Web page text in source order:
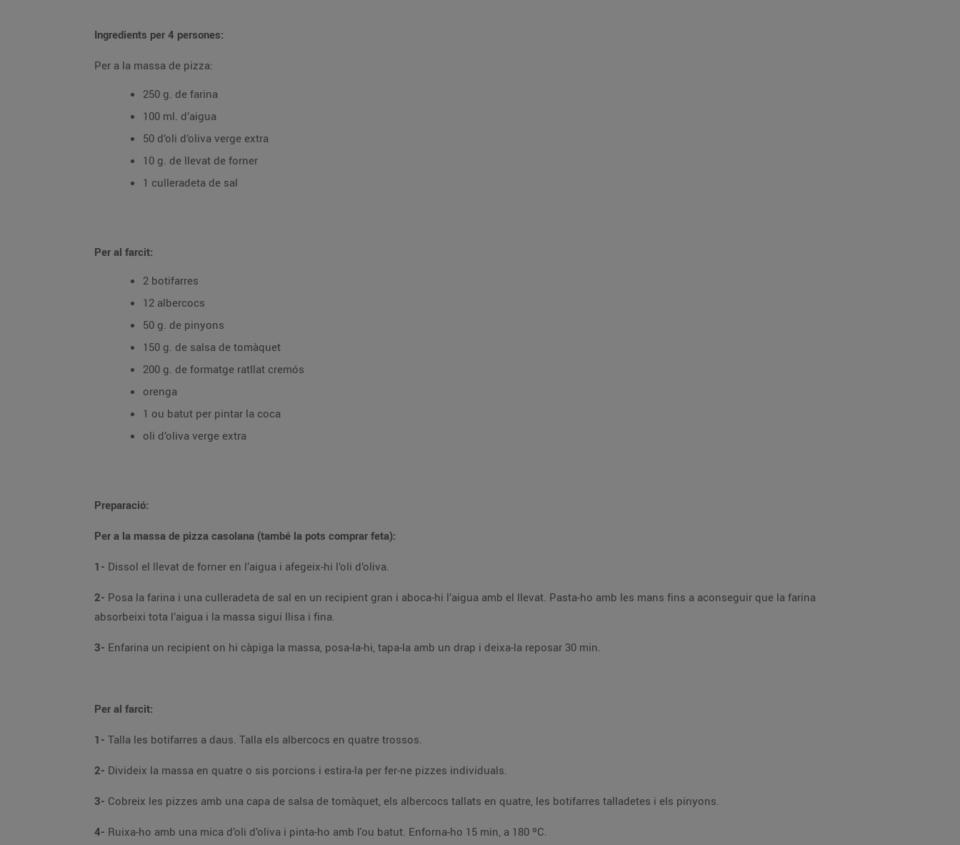
Ingredients per 4 persones:
Per a la massa de pizza:
250 g. de farina
100 ml. d’aigua
50 d’oli d’oliva verge extra
10 g. de llevat de forner
1 culleradeta de sal
Per al farcit:
2 botifarres
12 albercocs
50 g. de pinyons
150 g. de salsa de tomàquet
200 g. de formatge ratllat cremós
orenga
1 ou batut per pintar la coca
oli d’oliva verge extra
Preparació:
Per a la massa de pizza casolana (també la pots comprar feta):
1- Dissol el llevat de forner en l’aigua i afegeix-hi l’oli d’oliva.
2- Posa la farina i una culleradeta de sal en un recipient gran i aboca-hi l’aigua amb el llevat. Pasta-ho amb les mans fins a aconseguir que la farina
absorbeixi tota l’aigua i la massa sigui llisa i fina.
3- Enfarina un recipient on hi càpiga la massa, posa-la-hi, tapa-la amb un drap i deixa-la reposar 30 min.
Per al farcit:
1- Talla les botifarres a daus. Talla els albercocs en quatre trossos.
2- Divideix la massa en quatre o sis porcions i estira-la per fer-ne pizzes individuals.
3- Cobreix les pizzes amb una capa de salsa de tomàquet, els albercocs tallats en quatre, les botifarres talladetes i els pinyons.
4- Ruixa-ho amb una mica d’oli d’oliva i pinta-ho amb l'ou batut. Enforna-ho 15 min, a 180 ºC.